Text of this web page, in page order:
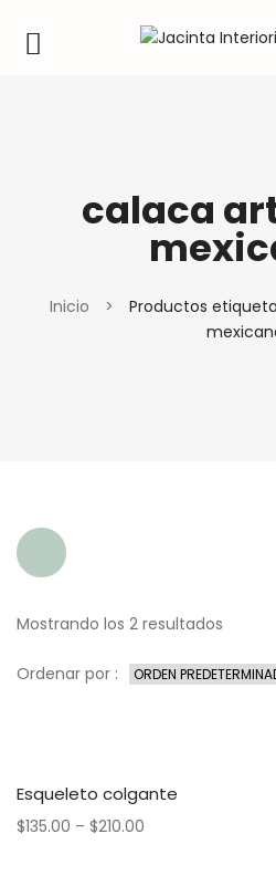
calaca
Inicio >
Productos
Mostrando los 2 resultados
Ordenar por :
Esqueleto colgante
$135.00 – $210.00